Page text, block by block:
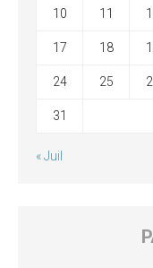
10 11
17 18
24 25
31
« Juil